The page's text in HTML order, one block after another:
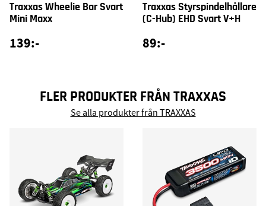
Traxxas Wheelie Bar Svart
Mini Maxx
139:-
Traxxas Styrspindelhållare
(C-Hub) EHD Svart V+H
89:-
FLER PRODUKTER FRÅN TRAXXAS
Se alla produkter från TRAXXAS